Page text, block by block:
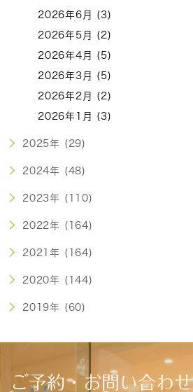
2026年6月 (3)
2026年5月 (2)
2026年4月 (5)
2026年3月 (5)
2026年2月 (2)
2026年1月 (3)
2025年 (29)
2024年 (48)
2023年 (110)
2022年 (164)
2021年 (164)
2020年 (144)
2019年 (60)
ご予約・お問い合わせ